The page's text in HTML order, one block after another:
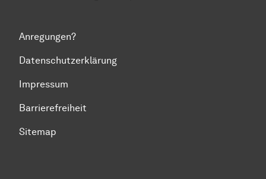
Anregungen?
Datenschutzerklärung
Impressum
Barrierefreiheit
Sitemap